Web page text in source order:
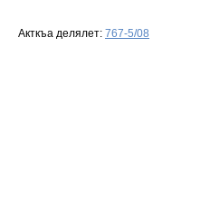
Акткъа делялет: 767-5/08